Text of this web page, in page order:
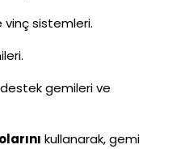
vinç sistemleri.
gemileri ve
kullanarak, gemi